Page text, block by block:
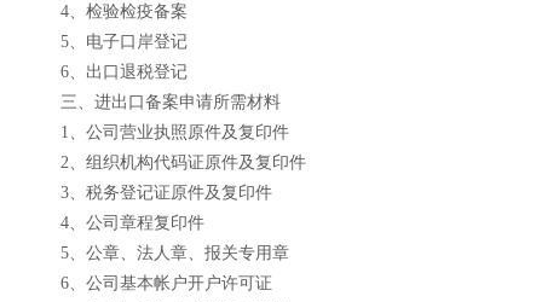
4、检验检疫备案
5、电子口岸登记
6、出口退税登记
三、进出口备案申请所需材料
1、公司营业执照原件及复印件
2、组织机构代码证原件及复印件
3、税务登记证原件及复印件
4、公司章程复印件
5、公章、法人章、报关专用章
6、公司基本帐户开户许可证